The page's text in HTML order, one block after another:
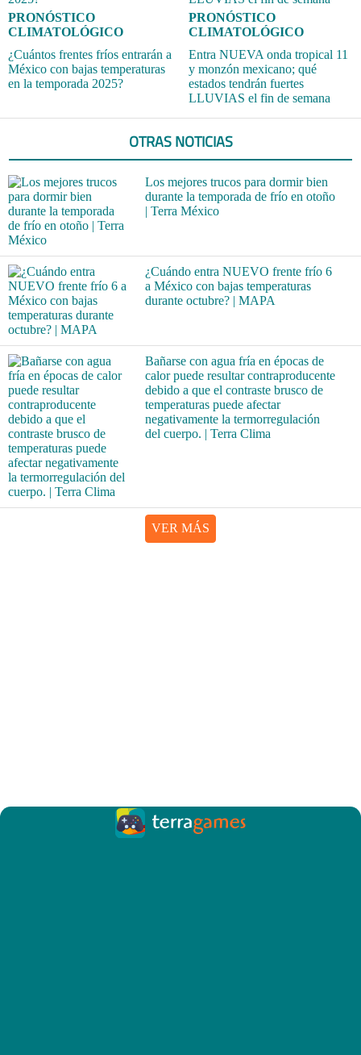
PRONÓSTICO
CLIMATOLÓGICO
¿Cuántos frentes fríos entrarán a
México con bajas temperaturas
en la temporada 2025?
PRONÓSTICO
CLIMATOLÓGICO
Entra NUEVA onda tropical 11
y monzón mexicano; qué
estados tendrán fuertes
LLUVIAS el fin de semana
OTRAS NOTICIAS
Los mejores trucos para dormir bien
durante la temporada de frío en otoño
| Terra México
¿Cuándo entra NUEVO frente frío 6
a México con bajas temperaturas
durante octubre? | MAPA
Bañarse con agua fría en épocas de
calor puede resultar contraproducente
debido a que el contraste brusco de
temperaturas puede afectar
negativamente la termorregulación
del cuerpo. | Terra Clima
VER MÁS